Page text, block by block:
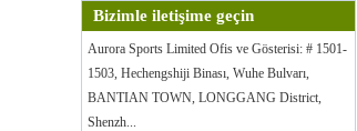
Bizimle iletişime geçin
Aurora Sports Limited Ofis ve Gösterisi: # 1501-
1503, Hechengshiji Binası, Wuhe Bulvarı,
BANTIAN TOWN, LONGGANG District,
Shenzh...